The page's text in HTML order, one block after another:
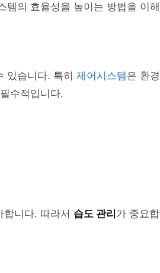
템의 효율성을 높이는 방법을 이해
있습니다. 특히 제어시스템은 환경
수적입니다.
니다. 따라서 습도 관리 가 중요합